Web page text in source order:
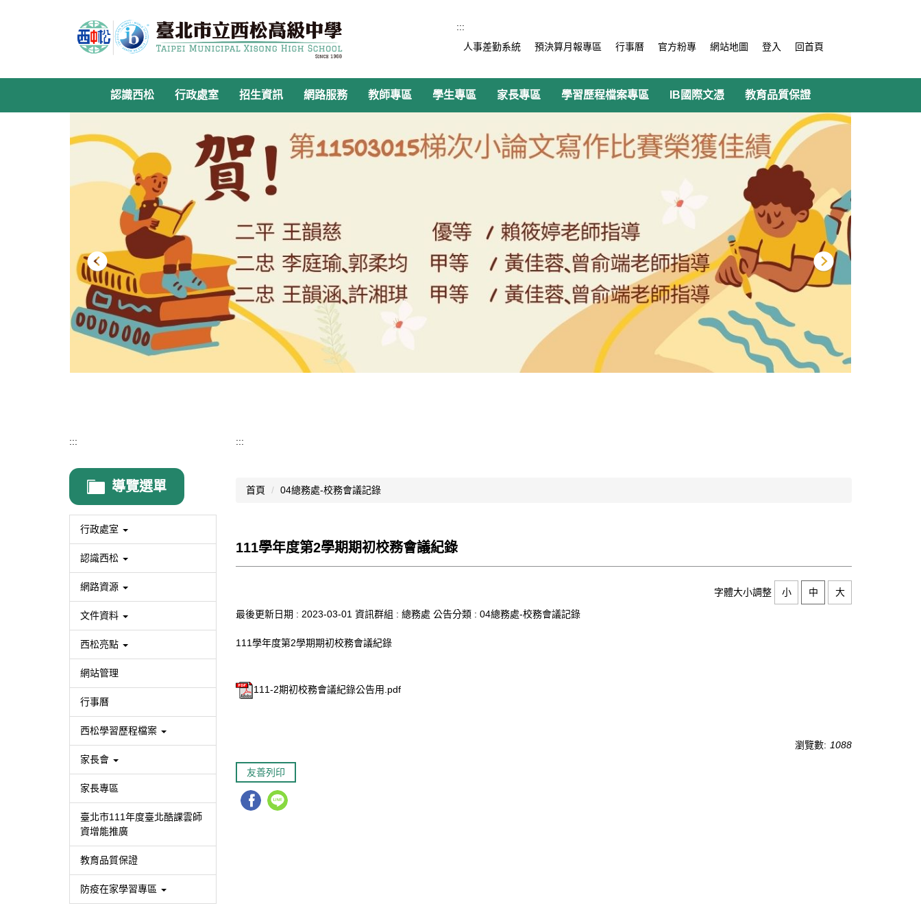
容
:::
人事差勤系統
預決算月報專區 行事曆 官方粉專 網站地圖 登入 回首頁
認識西松 行政處室 招生資訊 網路服務 教師專區 學生專區 家長專區 學習歷程檔案專區 IB國際文憑 教育品質保證
:::
導覽選單
行政處室
認識西松
網路資源
文件資料
西松亮點
網站管理
行事曆
西松學習歷程檔案
家長會
家長專區
臺北市111年度臺北酷課雲師
資增能推廣
教育品質保證
防疫在家學習專區
:::
首頁 04總務處-校務會議記錄
111學年度第2學期期初校務會議紀錄
字體大小調整 小 中
大
最後更新日期 : 2023-03-01 資訊群組 : 總務處 公告分類 : 04總務處-校務會議記錄
111學年度第2學期期初校務會議紀錄
111-2期初校務會議紀錄公告用.pdf
瀏覽數: 1088
友善列印